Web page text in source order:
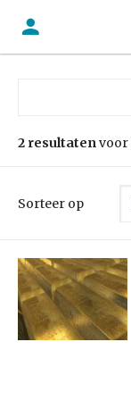
2 resultatenvoor
Sorteer op